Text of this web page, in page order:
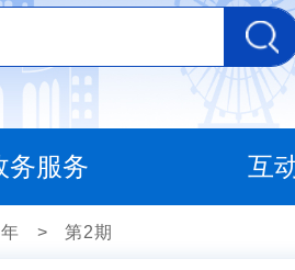
务服务 互
> 第2期